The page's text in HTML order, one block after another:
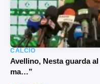
CALCIO
Avellino, Nesta guarda
ma…”